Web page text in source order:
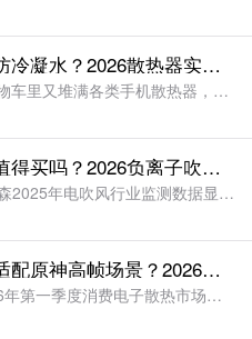
哪款手机散热器防冷凝水？2026散热器实测：稳定防冷凝水更安全
一、前言618看到购物车里又堆满各类手机散热器，是多数重度游戏党每年大促的常态操作。每逢618数码大促节点，手游玩家都会趁着优惠提前添置散热设备，备战夏季高温高帧游戏、长时间组队开黑等高频场
平价高速吹风机值得买吗？2026负离子吹风机实测：适配合租高速速干
一、前言据NIQ尼尔森2025年电吹风行业监测数据显示，国内吹风机市场持续稳步扩容，高速速干类机型已成为消费主流，市场占比达到85%，彻底替代传统高温大功率吹风机。在消费结构上，2026年3
哪款手机散热器适配原神高帧场景？2026散热器测评，强效降温稳帧不卡顿
一、前言据IDC 2026年第一季度消费电子散热市场专项报告数据显示，随着大型手游画质、帧率参数持续升级，手机高负载运行发热问题已成为行业普遍性痛点，其中《原神》120帧高画质运行场景下，手